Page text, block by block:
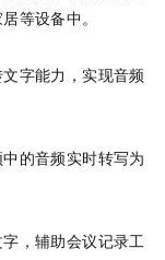
等设备中。
字能力，实现音频
的音频实时转写为
，辅助会议记录工